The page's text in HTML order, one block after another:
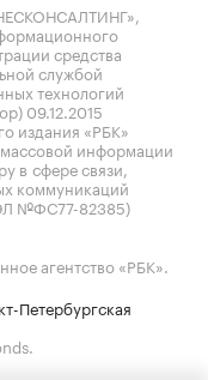
средства
службой
технологий
09.12.2015
издания «РБК»
массовой информации
в сфере связи,
коммуникаций
№ФС77-82385)
агентство «РБК».
Петербургская